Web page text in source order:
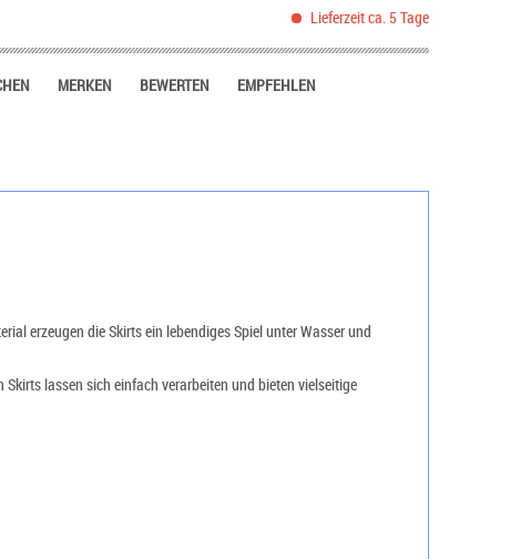
Lieferzeit ca. 5 Tage
MERKEN BEWERTEN EMPFEHLEN
erzeugen die Skirts ein lebendiges Spiel unter Wasser und
lassen sich einfach verarbeiten und bieten vielseitige